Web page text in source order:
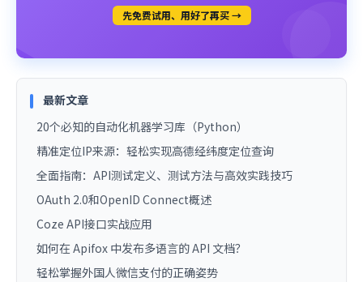
先免费试用、用好了再买 →
最新文章
20个必知的自动化机器学习库（Python）
精准定位IP来源：轻松实现高德经纬度定位查询
全面指南：API测试定义、测试方法与高效实践技巧
OAuth 2.0和OpenID Connect概述
Coze API接口实战应用
如何在 Apifox 中发布多语言的 API 文档？
轻松掌握外国人微信支付的正确姿势